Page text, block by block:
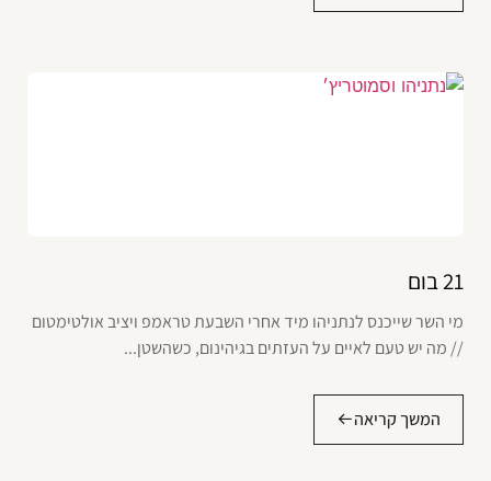
21 בום
מי השר שייכנס לנתניהו מיד אחרי השבעת טראמפ ויציב אולטימטום
// מה יש טעם לאיים על העזתים בגיהינום, כשהשטן...
המשך קריאה